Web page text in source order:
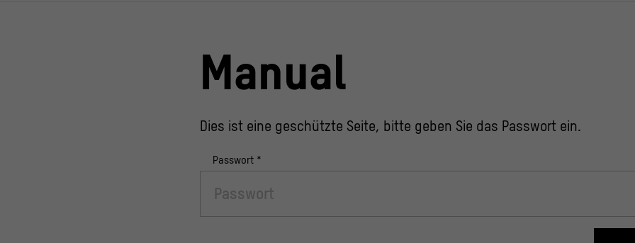
Manual
Dies ist eine geschützte Seite, bitte geben Sie das Passwort ein.
Passwort *